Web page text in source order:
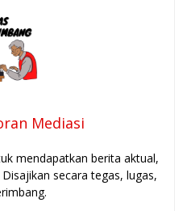
Mediasi
mendapatkan berita aktual,
secara tegas, lugas,